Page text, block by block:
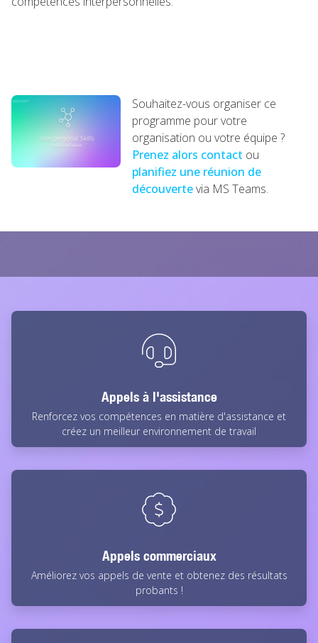
Souhaitez-vous organiser ce
programme pour votre
organisation ou votre équipe ?
Prenez alors contact ou
planifiez une réunion de
découvertevia MS Teams.
Appels à l'assistance
Renforcez vos compétences en matière d'assistance et
créez un meilleur environnement de travail
Appels commerciaux
Améliorez vos appels de vente et obtenez des résultats
probants !